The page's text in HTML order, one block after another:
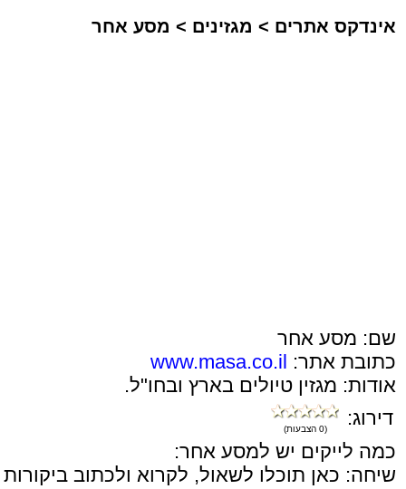
אינדקס אתרים > מגזינים > מסע אחר
שם: מסע אחר
כתובת אתר: www.masa.co.il
אודות: מגזין טיולים בארץ ובחו"ל.
דירוג:
(0 הצבעות)
כמה לייקים יש למסע אחר:
שיחה: כאן תוכלו לשאול, לקרוא ולכתוב ביקורות